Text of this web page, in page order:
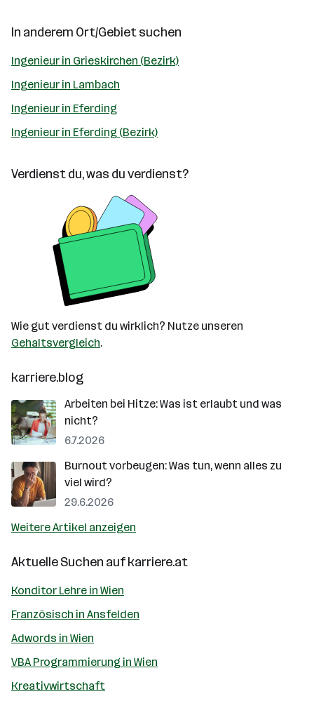
In anderem Ort/Gebiet suchen
Ingenieur in Grieskirchen (Bezirk)
Ingenieur in Lambach
Ingenieur in Eferding
Ingenieur in Eferding (Bezirk)
Verdienst du, was du verdienst?
Wie gut verdienst du wirklich? Nutze unseren
Gehaltsvergleich.
karriere.blog
Arbeiten bei Hitze: Was ist erlaubt und was
nicht?
6.7.2026
Burnout vorbeugen: Was tun, wenn alles zu
viel wird?
29.6.2026
Weitere Artikel anzeigen
Aktuelle Suchen aufkarriere.at
Konditor Lehre in Wien
Französisch in Ansfelden
Adwords in Wien
VBA Programmierung in Wien
Kreativwirtschaft